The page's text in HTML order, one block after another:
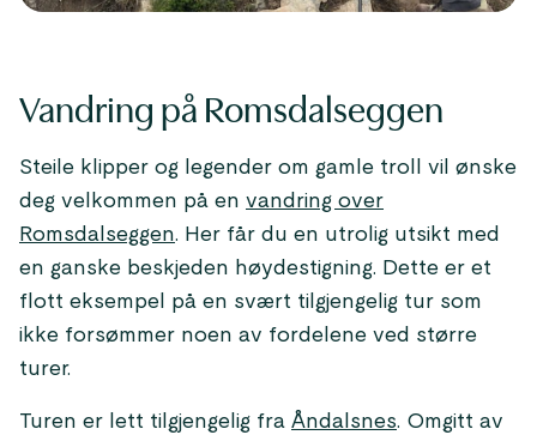
Vandring på Romsdalseggen
Steile klipper og legender om gamle troll vil ønske
deg velkommen på en vandring over
Romsdalseggen. Her får du en utrolig utsikt med
en ganske beskjeden høydestigning. Dette er et
flott eksempel på en svært tilgjengelig tur som
ikke forsømmer noen av fordelene ved større
turer.
Turen er lett tilgjengelig fra Åndalsnes. Omgitt av